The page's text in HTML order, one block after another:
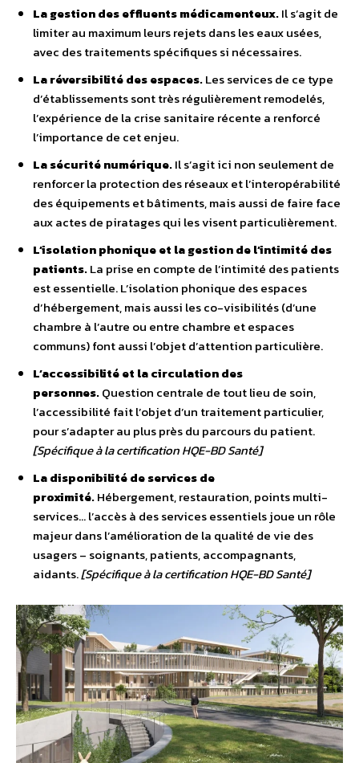
La gestion des effluents médicamenteux.Il s’agit de
limiter au maximum leurs rejets dans les eaux usées,
avec des traitements spécifiques si nécessaires.
La réversibilité des espaces.Les services de ce type
d’établissements sont très régulièrement remodelés,
l’expérience de la crise sanitaire récente a renforcé
l’importance de cet enjeu.
La sécurité numérique.Il s’agit ici non seulement de
renforcer la protection des réseaux et l’interopérabilité
des équipements et bâtiments, mais aussi de faire face
aux actes de piratages qui les visent particulièrement.
L’isolation phonique et la gestion de l’intimité des
patients.La prise en compte de l’intimité des patients
est essentielle. L’isolation phonique des espaces
d’hébergement, mais aussi les co-visibilités (d’une
chambre à l’autre ou entre chambre et espaces
communs) font aussi l’objet d’attention particulière.
L’accessibilité et la circulation des
personnes.Question centrale de tout lieu de soin,
l’accessibilité fait l’objet d’un traitement particulier,
pour s’adapter au plus près du parcours du patient.
[Spécifique à la certification HQE-BD Santé]
La disponibilité de services de
proximité.Hébergement, restauration, points multi-
services… l’accès à des services essentiels joue un rôle
majeur dans l’amélioration de la qualité de vie des
usagers – soignants, patients, accompagnants,
aidants.[Spécifique à la certification HQE-BD Santé]